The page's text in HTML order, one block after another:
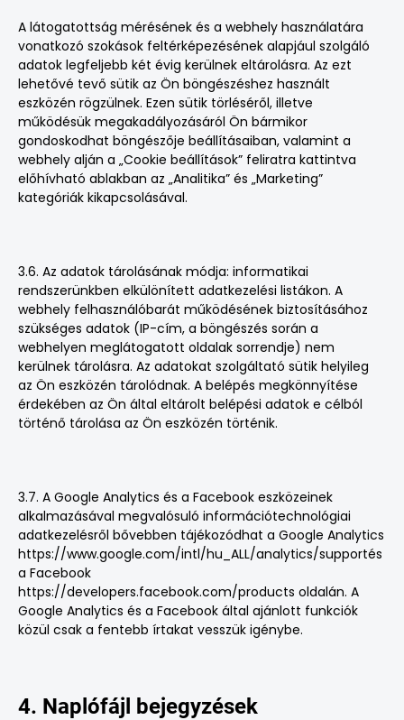
A látogatottság mérésének és a webhely használatára
vonatkozó szokások feltérképezésének alapjául szolgáló
adatok legfeljebb két évig kerülnek eltárolásra. Az ezt
lehetővé tevő sütik az Ön böngészéshez használt
eszközén rögzülnek. Ezen sütik törléséről, illetve
működésük megakadályozásáról Ön bármikor
gondoskodhat böngészője beállításaiban, valamint a
webhely alján a „Cookie beállítások” feliratra kattintva
előhívható ablakban az „Analitika” és „Marketing”
kategóriák kikapcsolásával.
3.6. Az adatok tárolásának módja: informatikai
rendszerünkben elkülönített adatkezelési listákon. A
webhely felhasználóbarát működésének biztosításához
szükséges adatok (IP-cím, a böngészés során a
webhelyen meglátogatott oldalak sorrendje) nem
kerülnek tárolásra. Az adatokat szolgáltató sütik helyileg
az Ön eszközén tárolódnak. A belépés megkönnyítése
érdekében az Ön által eltárolt belépési adatok e célból
történő tárolása az Ön eszközén történik.
3.7. A Google Analytics és a Facebook eszközeinek
alkalmazásával megvalósuló információtechnológiai
adatkezelésről bővebben tájékozódhat a Google Analytics
https://www.google.com/intl/hu_ALL/analytics/supportés
a Facebook
https://developers.facebook.com/products oldalán. A
Google Analytics és a Facebook által ajánlott funkciók
közül csak a fentebb írtakat vesszük igénybe.
4. Naplófájl bejegyzések